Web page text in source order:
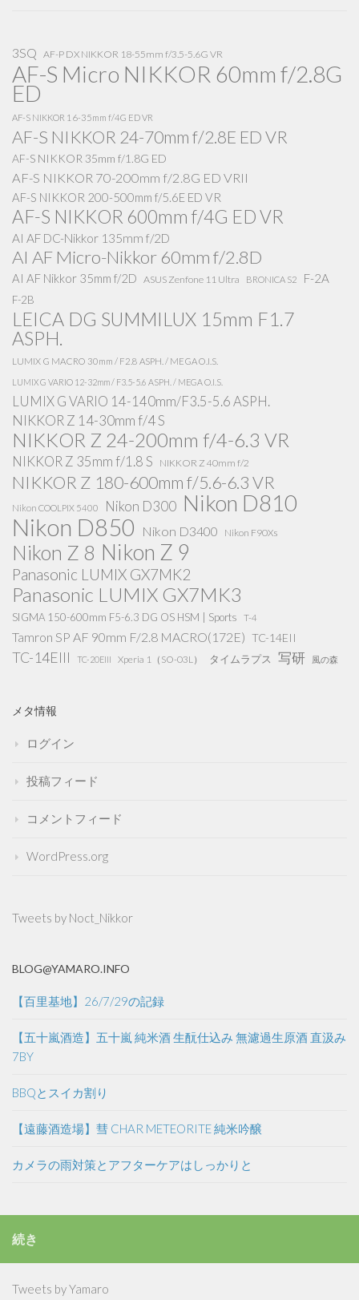
3SQ AF-P DX NIKKOR 18-55mm f/3.5-5.6G VR
AF-S Micro NIKKOR 60mm f/2.8G
ED
AF-S NIKKOR 16-35mm f/4G ED VR
AF-S NIKKOR 24-70mm f/2.8E ED VR
AF-S NIKKOR 35mm f/1.8G ED
AF-S NIKKOR 70-200mm f/2.8G ED VRII
AF-S NIKKOR 200-500mm f/5.6E ED VR
AF-S NIKKOR 600mm f/4G ED VR
AI AF DC-Nikkor 135mm f/2D
AI AF Micro-Nikkor 60mm f/2.8D
AI AF Nikkor 35mm f/2D ASUS Zenfone 11 Ultra BRONICA S2 F-2A
F-2B
LEICA DG SUMMILUX 15mm F1.7
ASPH.
LUMIX G MACRO 30mm / F2.8 ASPH. / MEGA O.I.S.
LUMIX G VARIO 12-32mm / F3.5-5.6 ASPH. / MEGA O.I.S.
LUMIX G VARIO 14-140mm/F3.5-5.6 ASPH.
NIKKOR Z 14-30mm f/4 S
NIKKOR Z 24-200mm f/4-6.3 VR
NIKKOR Z 35mm f/1.8 S NIKKOR Z 40mm f/2
NIKKOR Z 180-600mm f/5.6-6.3 VR
Nikon COOLPIX 5400 Nikon D300 Nikon D810
Nikon D850 Nikon D3400 Nikon F90Xs
Nikon Z 8 Nikon Z 9
Panasonic LUMIX GX7MK2
Panasonic LUMIX GX7MK3
SIGMA 150-600mm F5-6.3 DG OS HSM | Sports T-4
Tamron SP AF 90mm F/2.8 MACRO(172E) TC-14EII
TC-14EIII TC-20EIII Xperia 1（SO-03L） タイムラプス 写研 風の森
メタ情報
ログイン
投稿フィード
コメントフィード
WordPress.org
Tweets by Noct_Nikkor
BLOG@YAMARO.INFO
【百里基地】26/7/29の記録
【五十嵐酒造】五十嵐 純米酒 生酛仕込み 無濾過生原酒 直汲み
7BY
BBQとスイカ割り
【遠藤酒造場】彗 CHAR METEORITE 純米吟醸
カメラの雨対策とアフターケアはしっかりと
続き
Tweets by Yamaro